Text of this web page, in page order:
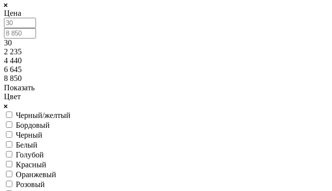
Цена
30
2 235
4 440
6 645
8 850
Показать
Цвет
Черный/желтый
Бордовый
Черный
Белый
Голубой
Красный
Оранжевый
Розовый